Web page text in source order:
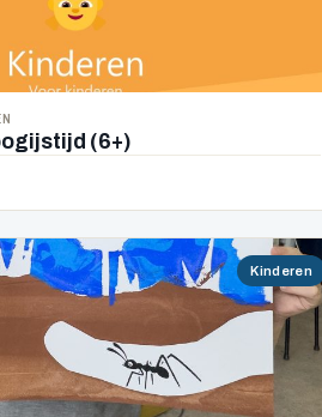
(6+)
Kinderen